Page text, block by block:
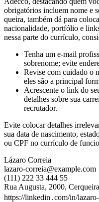
obrigatórios incluem nome e
queira, também dá para
nacionalidade, portfólio e
nessa parte do currículo,
Tenha um e-mail
sobrenome; evite
Revise com cuidado o
eles são a principal
Acrescente o link do
detalhes sobre sua
recrutador.
Evite colocar detalhes
sua data de nascimento,
ou CPF no currículo de
Lázaro Correia
lazaro-correia@example.com
(111) 222 33 444 55
Rua Augusta, 2000,
https://linkedin․com/in/